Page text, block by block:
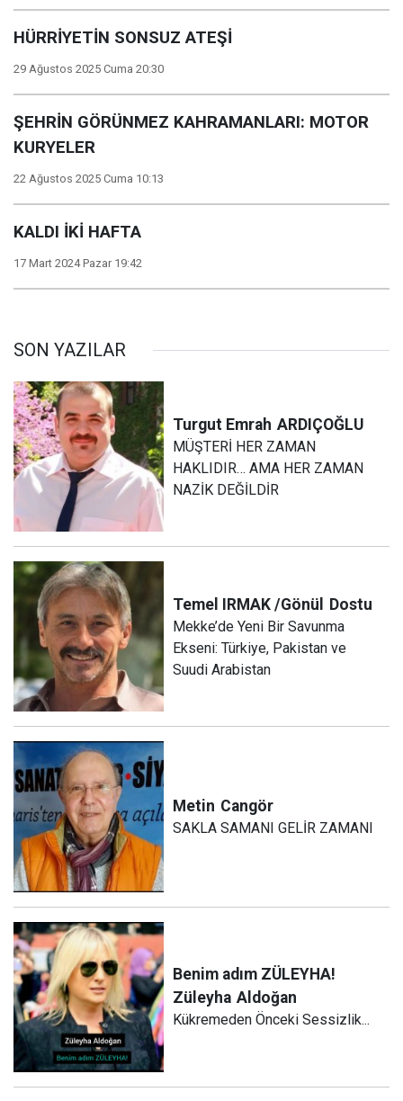
HÜRRİYETİN SONSUZ ATEŞİ
29 Ağustos 2025 Cuma 20:30
ŞEHRİN GÖRÜNMEZ KAHRAMANLARI: MOTOR
KURYELER
22 Ağustos 2025 Cuma 10:13
KALDI İKİ HAFTA
17 Mart 2024 Pazar 19:42
SON YAZILAR
Turgut Emrah ARDIÇOĞLU
MÜŞTERİ HER ZAMAN
HAKLIDIR… AMA HER ZAMAN
NAZİK DEĞİLDİR
Temel IRMAK /Gönül Dostu
Mekke’de Yeni Bir Savunma
Ekseni: Türkiye, Pakistan ve
Suudi Arabistan
Metin Cangör
SAKLA SAMANI GELİR ZAMANI
Benim adım ZÜLEYHA!
Züleyha Aldoğan
Kükremeden Önceki Sessizlik...